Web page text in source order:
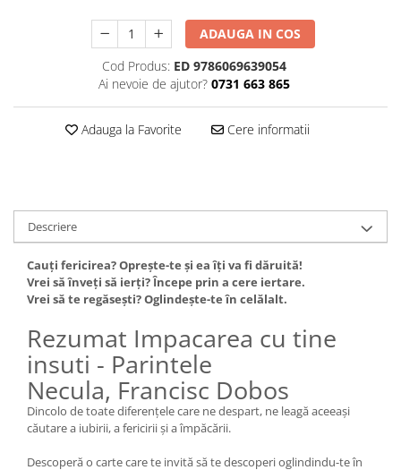
ADAUGA IN COS
Cod Produs: ED 9786069639054
Ai nevoie de ajutor? 0731 663 865
Adauga la Favorite Cere informatii
Descriere
Cauți fericirea? Oprește-te și ea îți va fi dăruită!
Vrei să înveți să ierți? Începe prin a cere iertare.
Vrei să te regăsești? Oglindește-te în celălalt.
Rezumat Impacarea cu tine
insuti - Parintele
Necula, Francisc Dobos
Dincolo de toate diferențele care ne despart, ne leagă aceeași
căutare a iubirii, a fericirii și a împăcării.
Descoperă o carte care te invită să te descoperi oglindindu-te în